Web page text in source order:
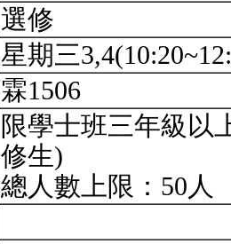
選修
星期三
霖1506
限學士班三年級以
修生)
總人數上限：50人